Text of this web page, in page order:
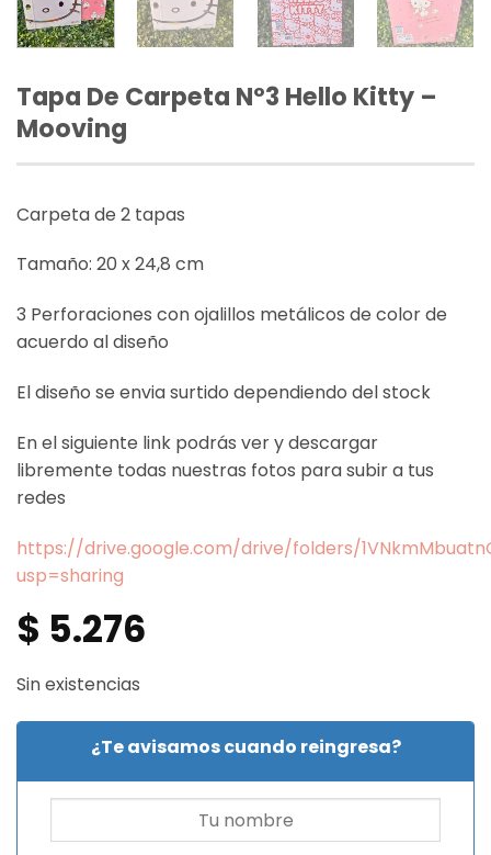
Tapa De Carpeta Nº3 Hello Kitty –
Mooving
Carpeta de 2 tapas
Tamaño: 20 x 24,8 cm
3 Perforaciones con ojalillos metálicos de color de
acuerdo al diseño
El diseño se envia surtido dependiendo del stock
En el siguiente link podrás ver y descargar
libremente todas nuestras fotos para subir a tus
redes
https://drive.google.com/drive/folders/
usp=sharing
$ 5.276
Sin existencias
¿Te avisamos cuando reingresa?